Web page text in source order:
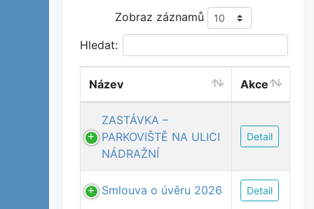
Zobraz záznamů
Hledat:
Název Akce
ZASTÁVKA –
PARKOVIŠTĚ NA ULICI
NÁDRAŽNÍ
Detail
Smlouva o úvěru 2026 Detail